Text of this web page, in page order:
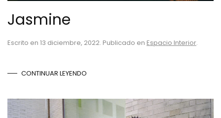
Jasmine
Escrito en 13 diciembre, 2022. Publicado en Espacio Interior.
CONTINUAR LEYENDO